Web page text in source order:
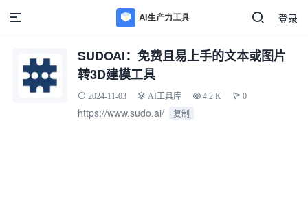
登录
SUDOAI：免费且易上手的文本或图片
转3D建模工具
2024-11-03 AI工具库 4.2 K 0
https://www.sudo.ai/ 复制